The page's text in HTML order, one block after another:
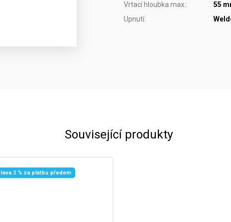
Vrtací hloubka max.:
55
Upnutí:
Související produkty
3 % za platbu předem